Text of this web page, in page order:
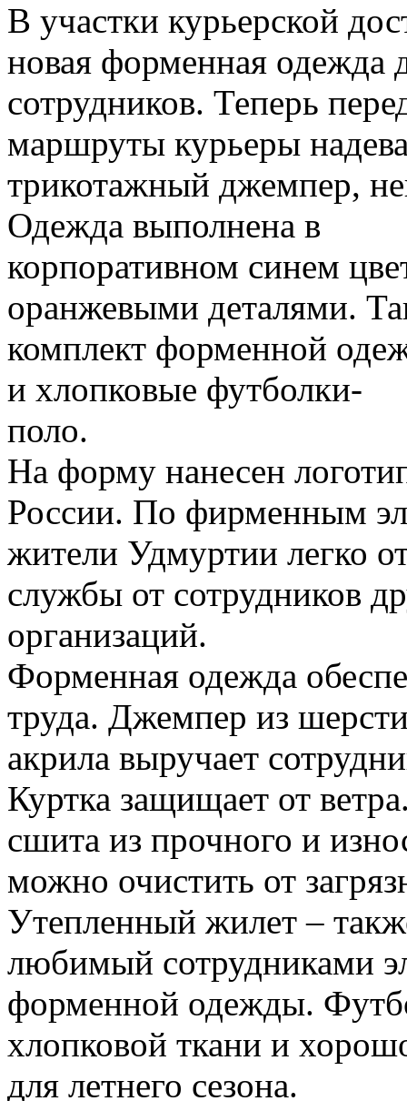
В участки курьерской
новая форменная одежда
сотрудников. Теперь
маршруты курьеры
трикотажный джемпер,
Одежда выполнена в
корпоративном синем
оранжевыми деталями.
комплект форменной
и хлопковые футболки-
поло.
На форму нанесен
России. По фирменным
жители Удмуртии легко
службы от сотрудников
организаций.
Форменная одежда
труда. Джемпер из
акрила выручает
Куртка защищает от
сшита из прочного и
можно очистить от
Утепленный жилет –
любимый сотрудниками
форменной одежды.
хлопковой ткани и
для летнего сезона.